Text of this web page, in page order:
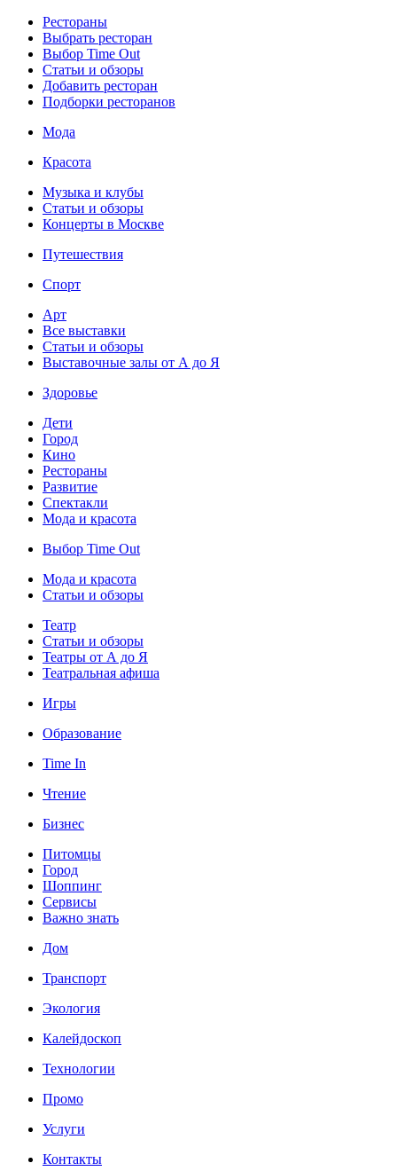
Рестораны
Выбрать ресторан
Выбор Time Out
Статьи и обзоры
Добавить ресторан
Подборки ресторанов
Мода
Красота
Музыка и клубы
Статьи и обзоры
Концерты в Москве
Путешествия
Спорт
Арт
Все выставки
Статьи и обзоры
Выставочные залы от А до Я
Здоровье
Дети
Город
Кино
Рестораны
Развитие
Спектакли
Мода и красота
Выбор Time Out
Мода и красота
Статьи и обзоры
Театр
Статьи и обзоры
Театры от А до Я
Театральная афиша
Игры
Образование
Time In
Чтение
Бизнес
Питомцы
Город
Шоппинг
Сервисы
Важно знать
Дом
Транспорт
Экология
Калейдоскоп
Технологии
Промо
Услуги
Контакты